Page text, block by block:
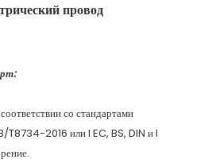
электрический провод
1. Эталонный стандарт:
со стандартами
2016 или I EC, BS, DIN и I